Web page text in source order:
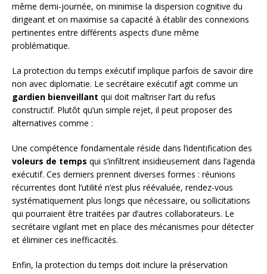
même demi-journée, on minimise la dispersion cognitive du
dirigeant et on maximise sa capacité à établir des connexions
pertinentes entre différents aspects d’une même
problématique.
La protection du temps exécutif implique parfois de savoir dire
non avec diplomatie. Le secrétaire exécutif agit comme un
gardien bienveillant qui doit maîtriser l’art du refus
constructif. Plutôt qu’un simple rejet, il peut proposer des
alternatives comme :
Une compétence fondamentale réside dans l’identification des
voleurs de temps qui s’infiltrent insidieusement dans l’agenda
exécutif. Ces derniers prennent diverses formes : réunions
récurrentes dont l’utilité n’est plus réévaluée, rendez-vous
systématiquement plus longs que nécessaire, ou sollicitations
qui pourraient être traitées par d’autres collaborateurs. Le
secrétaire vigilant met en place des mécanismes pour détecter
et éliminer ces inefficacités.
Enfin, la protection du temps doit inclure la préservation